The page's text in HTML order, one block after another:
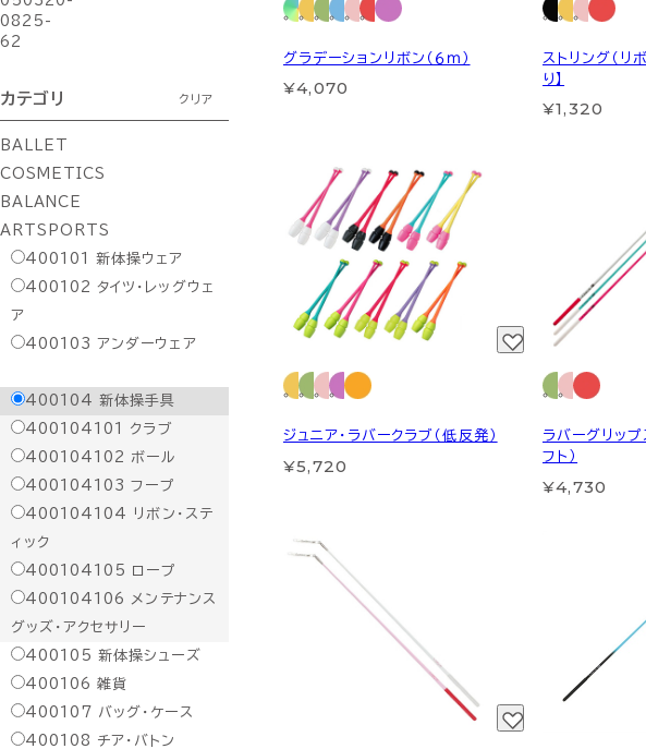
0825-
62
カテゴリ クリア
BALLET
COSMETICS
BALANCE
ARTSPORTS
400101
新体操ウェア
400102 タイツ・レッグウェ
ア
400103 アンダーウェア
400104 新体操手具
400104101
クラブ
400104102
ボール
400104103 フープ
400104104
リボン・ステ
ィック
400104105
ロープ
400104106
メンテナンス
グッズ・アクセサリー
400105 新体操シューズ
400106 雑貨
400107
バッグ・ケース
400108
チア・バトン
グラデーションリボン（６ｍ）
¥4,070
ストリング（リ
り】
¥1,320
ジュニア・ラバークラブ（低反発）
¥5,720
ラバーグリップ
フト）
¥4,730